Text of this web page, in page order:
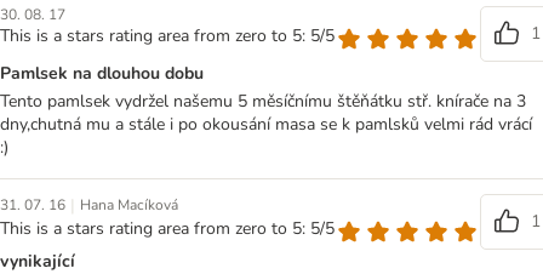
30. 08. 17
This is a stars rating area from zero to 5: 5/5
1
Pamlsek na dlouhou dobu
Tento pamlsek vydržel našemu 5 měsíčnímu štěňátku stř. knírače na 3
dny,chutná mu a stále i po okousání masa se k pamlsků velmi rád vrácí
:)
31. 07. 16 | Hana Macíková
This is a stars rating area from zero to 5: 5/5
1
vynikající